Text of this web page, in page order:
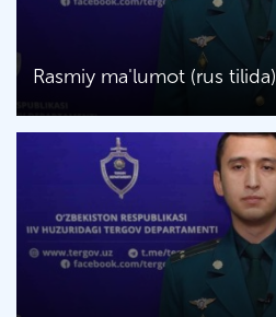
Rasmiy ma'lumot (rus tilida)